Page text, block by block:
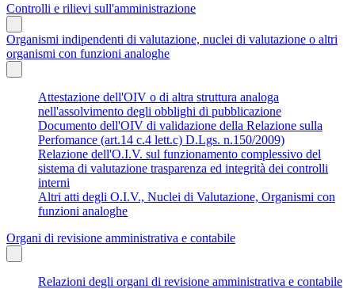
Controlli e rilievi sull'amministrazione
Organismi indipendenti di valutazione, nuclei di valutazione o altri
organismi con funzioni analoghe
Attestazione dell'OIV o di altra struttura analoga
nell'assolvimento degli obblighi di pubblicazione
Documento dell'OIV di validazione della Relazione sulla
Perfomance (art.14 c.4 lett.c) D.Lgs. n.150/2009)
Relazione dell'O.I.V. sul funzionamento complessivo del
sistema di valutazione trasparenza ed integrità dei controlli
interni
Altri atti degli O.I.V., Nuclei di Valutazione, Organismi con
funzioni analoghe
Organi di revisione amministrativa e contabile
Relazioni degli organi di revisione amministrativa e contabile